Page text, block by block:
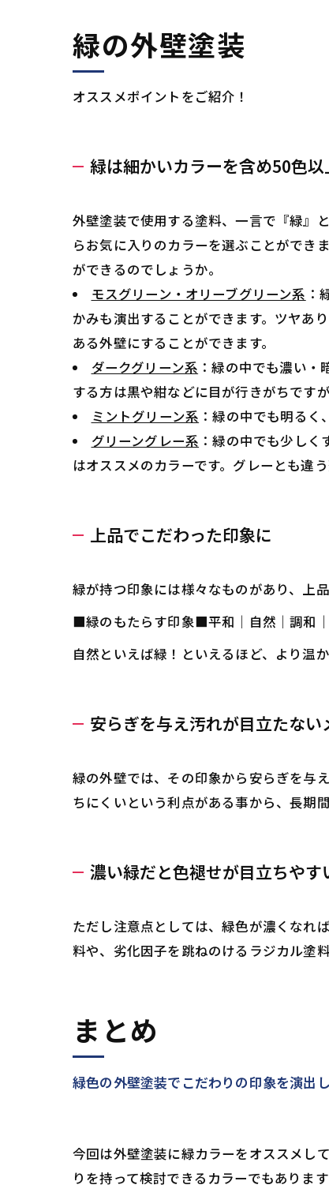
緑の外壁塗装
オススメポイントをご紹介！
緑は細かいカラーを含め50色以
外壁塗装で使用する塗料、一言で『緑』
らお気に入りのカラーを選ぶことができ
ができるのでしょうか。
モスグリーン・オリーブグリーン系 ：
かみも演出することができます。ツヤあ
ある外壁にすることができます。
ダークグリーン系 ：緑の中でも濃い
する方は黒や紺などに目が行きがちです
ミントグリーン系 ：緑の中でも明るく
グリーングレー系 ：緑の中でも少し
はオススメのカラーです。グレーとも違
上品でこだわった印象に
緑が持つ印象には様々なものがあり、上
■緑のもたらす印象■平和｜自然｜調和
自然といえば緑！といえるほど、より温
安らぎを与え汚れが目立たな
緑の外壁では、その印象から安らぎを与
ちにくいという利点がある事から、長期
濃い緑だと色褪せが目立ちやす
ただし注意点としては、緑色が濃くなれ
料や、劣化因子を跳ねのけるラジカル塗
緑色の外壁塗装でこだわりの印象を演出
まとめ
今回は外壁塗装に緑カラーをオススメし
りを持って検討できるカラーでもありま